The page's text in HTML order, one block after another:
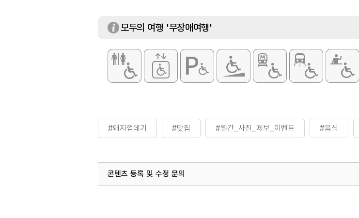
모두의 여행 '무장애여행'
#돼지껍데기 #맛집 #월간_사진_제보_이벤트 #음식
콘텐츠 등록 및 수정 문의